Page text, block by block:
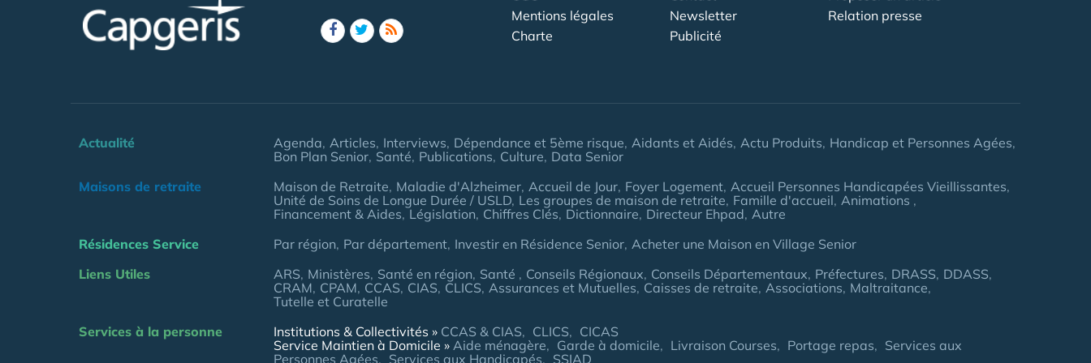
Mentions légales
Charte
Newsletter
Publicité
Relation presse
Actualité Agenda Articles Interviews Dépendance et 5ème risque Aidants et Aidés Actu Produits Handicap et Personnes Agées
Bon Plan Senior Santé Publications Culture Data Senior
Maisons de retraite
Maison de Retraite Maladie d'Alzheimer Accueil de Jour Foyer Logement Accueil Personnes Handicapées Vieillissantes
Unité de Soins de Longue Durée / USLD Les groupes de maison de retraite Famille d'accueil Animations
Financement & Aides Législation Chiffres Clés Dictionnaire Directeur Ehpad Autre
Résidences Service
Par région Par département Investir en Résidence Senior Acheter une Maison en Village Senior
Liens Utiles
ARS Ministères Santé en région Santé Conseils Régionaux Conseils Départementaux Préfectures DRASS DDASS
CRAM CPAM CCAS CIAS CLICS Assurances et Mutuelles Caisses de retraite Associations Maltraitance
Tutelle et Curatelle
Services à la personne
Institutions & Collectivités CCAS & CIAS CLICS
CICAS
Service Maintien à Domicile
Aide ménagère Garde à domicile Livraison Courses Portage repas
Services aux
Personnes Agées
Services aux Handicapés SSIAD